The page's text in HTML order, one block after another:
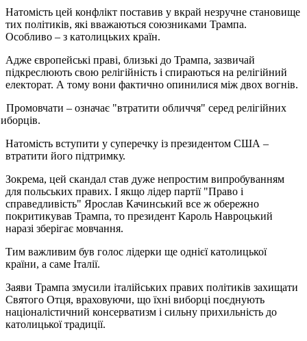
Натомість цей конфлікт поставив у вкрай незручне становище
тих політиків, які вважаються союзниками Трампа.
Особливо – з католицьких країн.
Адже європейські праві, близькі до Трампа, зазвичай
підкреслюють свою релігійність і спираються на релігійний
електорат. А тому вони фактично опинилися між двох вогнів.
– означає "втратити обличчя" серед релігійних
Натомість вступити у суперечку із президентом США –
втратити його підтримку.
Зокрема, цей скандал став дуже непростим випробуванням
для польських правих. І якщо лідер партії "Право і
справедливість" Ярослав Качинський все ж обережно
покритикував Трампа, то президент Кароль Навроцький
наразі зберігає мовчання.
Тим важливим був голос лідерки ще однієї католицької
країни, а саме Італії.
Заяви Трампа змусили італійських правих політиків захищати
Святого Отця, враховуючи, що їхні виборці поєднують
націоналістичний консерватизм і сильну прихильність до
католицької традиції.